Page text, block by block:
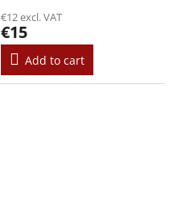
€12 excl. VAT
€15
Add to cart